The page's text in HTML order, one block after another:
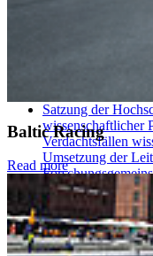
Baltic Racing
Read more
Satzung für die
Satzung der
wissenschaftlicher
Verdachtsfällen
Umsetzung der
Richtlinien der
mit geistigem
Grundsätze für
Stralsund vom 27.